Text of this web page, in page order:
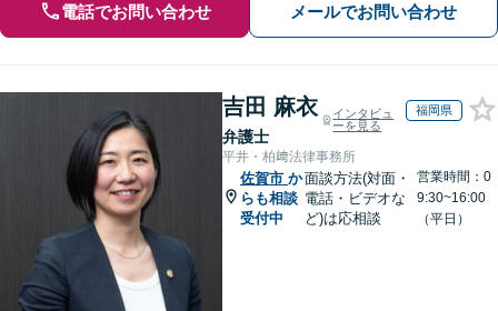
電話でお問い合わせ メールでお問い合わせ
吉田 麻衣
弁護士
インタビュ
ーを見る
福岡県
平井・柏﨑法律事務所
佐賀市 か
らも相談
受付中
面談方法(対面・
電話・ビデオな
ど)は応相談
営業時間：0
9:30~16:00
（平日）